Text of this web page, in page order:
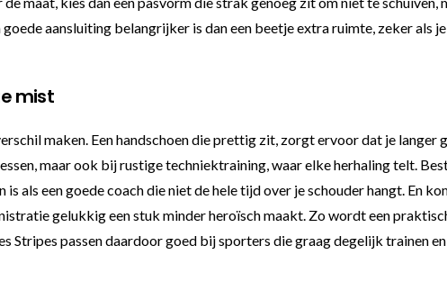
aansluiting belangrijker is dan een beetje extra ruimte, zeker als
mist
maken. Een handschoen die prettig zit, zorgt ervoor dat je
maar ook bij rustige techniektraining, waar elke herhaling telt.
als een goede coach die niet de hele tijd over je schouder hangt. En
gelukkig een stuk minder heroïsch maakt. Zo wordt een
Stripes passen daardoor goed bij sporters die graag degelijk trainen